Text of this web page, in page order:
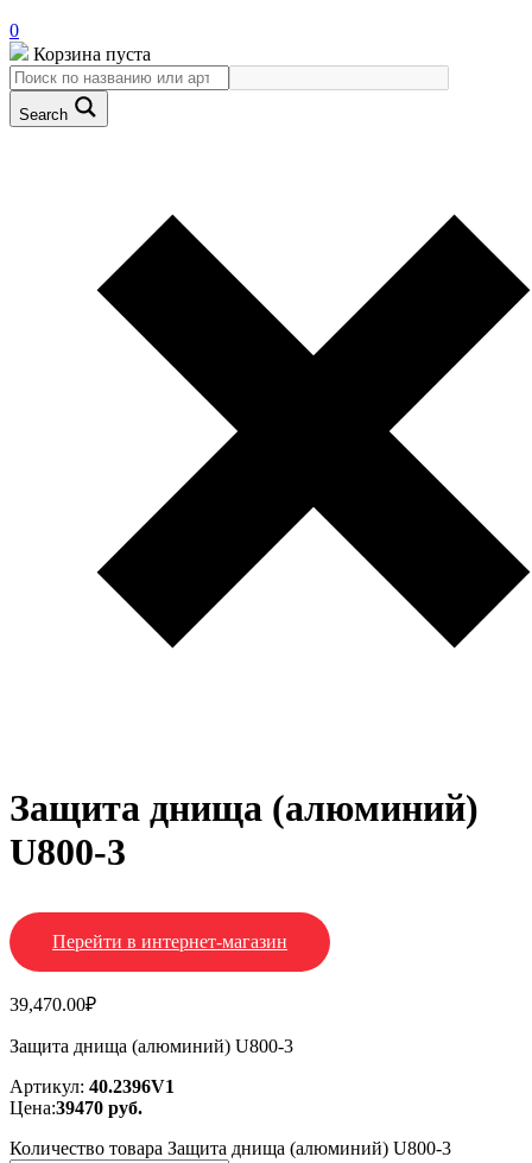
0
Корзина пуста
Search
Защита днища (алюминий)
U800-3
Перейти в интернет-магазин
39,470.00₽
Защита днища (алюминий) U800-3
Артикул: 40.2396V1
Цена:39470 руб.
Количество товара Защита днища (алюминий) U800-3